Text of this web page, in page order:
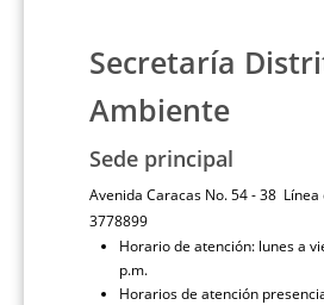
Secretaría
Ambiente
Sede principal
Avenida Caracas No. 54 - 38
3778899
Horario de atención: lunes a
p.m.
Horarios de atención